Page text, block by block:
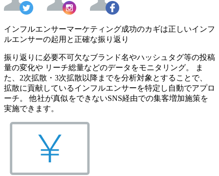
インフルエンサーマーケティング成功のカギは正しいインフ
ルエンサーの起用と正確な振り返り
振り返りに必要不可欠なブランド名やハッシュタグ等の投稿
量の変化や リーチ総量などのデータをモニタリング。 ま
た、2次拡散・3次拡散以降までを分析対象とすることで、
拡散に貢献しているインフルエンサーを特定し自動でアプロ
ーチ。 他社が真似をできないSNS経由での集客増加施策を
実施できます。